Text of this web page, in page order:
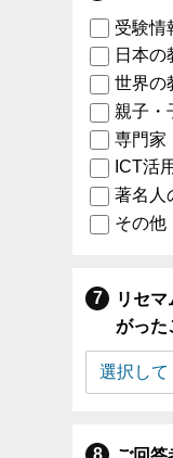
受験情
日本の
世界の
親子・
専門家
ICT活
著名人
その他
リセ
がった